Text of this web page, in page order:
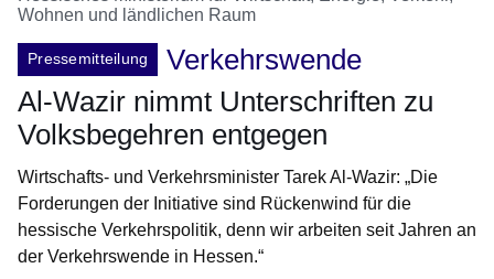
Wohnen und ländlichen Raum
Pressemitteilung
Verkehrswende
Al-Wazir nimmt Unterschriften zu
Volksbegehren entgegen
Wirtschafts- und Verkehrsminister Tarek Al-Wazir: „Die
Forderungen der Initiative sind Rückenwind für die
hessische Verkehrspolitik, denn wir arbeiten seit Jahren an
der Verkehrswende in Hessen.“